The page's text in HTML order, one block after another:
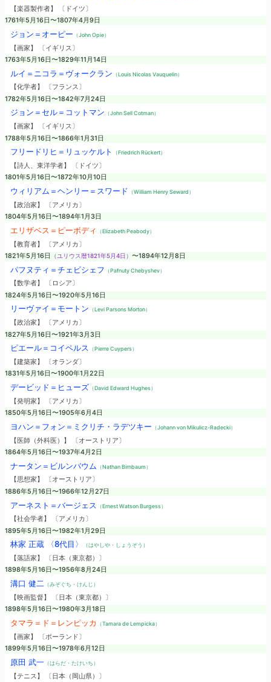
【楽器製作者】 〔ドイツ〕
1761年5月16日〜1807年4月9日
ジョン＝オーピー （John Opie）
【画家】 〔イギリス〕
1763年5月16日〜1829年11月14日
ルイ＝ニコラ＝ヴォークラン （Louis Nicolas Vauquelin）
【化学者】 〔フランス〕
1782年5月16日〜1842年7月24日
ジョン＝セル＝コットマン （John Sell Cotman）
【画家】 〔イギリス〕
1788年5月16日〜1866年1月31日
フリードリヒ＝リュッケルト （Friedrich Rückert）
【詩人、東洋学者】 〔ドイツ〕
1801年5月16日〜1872年10月10日
ウィリアム＝ヘンリー＝スワード （William Henry Seward）
【政治家】 〔アメリカ〕
1804年5月16日〜1894年1月3日
エリザベス＝ピーボディ （Elizabeth Peabody）
【教育者】 〔アメリカ〕
1821年5月16日
（ユリウス暦1821年5月4日） 〜1894年12月8日
パフヌティ＝チェビシェフ （Pafnuty Chebyshev）
【数学者】 〔ロシア〕
1824年5月16日〜1920年5月16日
リーヴァイ＝モートン （Levi Parsons Morton）
【政治家】 〔アメリカ〕
1827年5月16日〜1921年3月3日
ピエール＝コイペルス （Pierre Cuypers）
【建築家】 〔オランダ〕
1831年5月16日〜1900年1月22日
デービッド＝ヒューズ （David Edward Hughes）
【発明家】 〔アメリカ〕
1850年5月16日〜1905年6月4日
ヨハン＝フォン＝ミクリチ・ラデツキー （Johann von Mikulicz-Radecki）
【医師（外科医）】 〔オーストリア〕
1864年5月16日〜1937年4月2日
ナータン＝ビルンバウム （Nathan Birnbaum）
【思想家】 〔オーストリア〕
1886年5月16日〜1966年12月27日
アーネスト＝バージェス （Ernest Watson Burgess）
【社会学者】 〔アメリカ〕
1895年5月16日〜1982年1月29日
林家 正蔵 〈8代目〉 （はやしや・しょうぞう）
【落語家】 〔日本（東京都）〕
1898年5月16日〜1956年8月24日
溝口 健二 （みぞぐち・けんじ）
【映画監督】 〔日本（東京都）〕
1898年5月16日〜1980年3月18日
タマラ＝ド＝レンピッカ （Tamara de Lempicka）
【画家】 〔ポーランド〕
1899年5月16日〜1978年6月12日
原田 武一（はらだ・たけいち）
【テニス】 〔日本（岡山県）〕